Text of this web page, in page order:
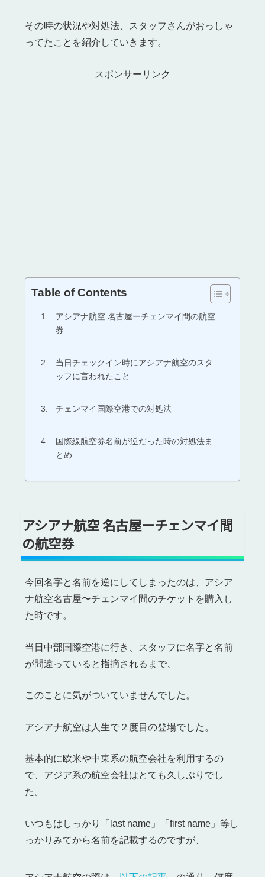
その時の状況や対処法、スタッフさんがおっしゃ
ってたことを紹介していきます。
スポンサーリンク
Table of Contents
アシアナ航空 名古屋ーチェンマイ間の航空
券
当日チェックイン時にアシアナ航空のスタ
ッフに言われたこと
チェンマイ国際空港での対処法
国際線航空券名前が逆だった時の対処法ま
とめ
アシアナ航空 名古屋ーチェンマイ間
の航空券
今回名字と名前を逆にしてしまったのは、アシア
ナ航空名古屋〜チェンマイ間のチケットを購入し
た時です。
当日中部国際空港に行き、スタッフに名字と名前
が間違っていると指摘されるまで、
このことに気がついていませんでした。
アシアナ航空は人生で２度目の登場でした。
基本的に欧米や中東系の航空会社を利用するの
で、アジア系の航空会社はとても久しぶりでし
た。
いつもはしっかり「last name」「first name」等し
っかりみてから名前を記載するのですが、